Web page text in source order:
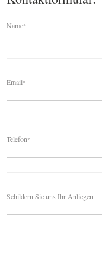
Name*
Email*
Telefon*
Schildern Sie uns Ihr Anliegen